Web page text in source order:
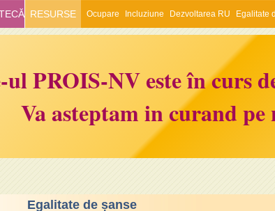
RESURSE Ocupare Incluziune Dezvoltarea RU Egalitate
ul PROIS-NV este în curs
Va asteptam in curand pe
Egalitate de șanse